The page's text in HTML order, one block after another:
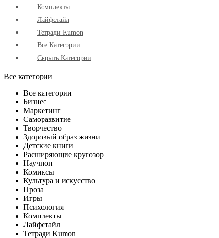
Комплекты
Лайфстайл
Тетради Kumon
Все Категории
Скрыть Категории
Все категории
Все категории
Бизнес
Маркетинг
Саморазвитие
Творчество
Здоровый образ жизни
Детские книги
Расширяющие кругозор
Научпоп
Комиксы
Культура и искусство
Проза
Игры
Психология
Комплекты
Лайфстайл
Тетради Kumon